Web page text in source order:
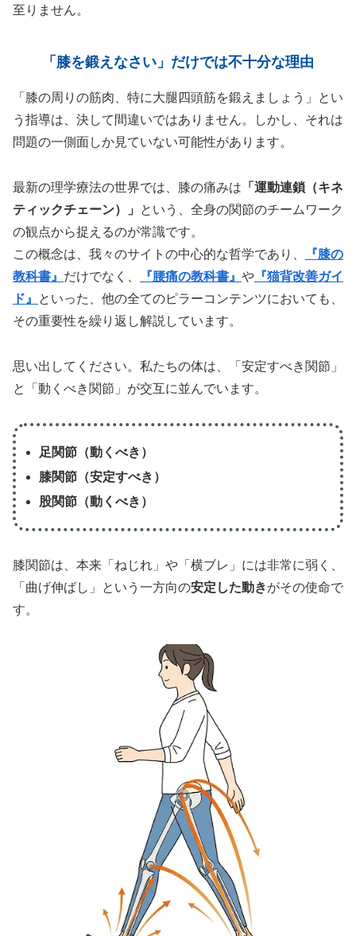
至りません。
「膝を鍛えなさい」だけでは不十分な理由
「膝の周りの筋肉、特に大腿四頭筋を鍛えましょう」とい
う指導は、決して間違いではありません。しかし、それは
問題の一側面しか見ていない可能性があります。
最新の理学療法の世界では、膝の痛みは 「運動連鎖（キネ
ティックチェーン）」
という、全身の関節のチームワーク
の観点から捉えるのが常識です。
この概念は、我々のサイトの中心的な哲学であり、
『膝の
教科書』 だけでなく、 『腰痛の教科書』 や 『猫背改善ガイ
ド』
といった、他の全てのピラーコンテンツにおいても、
その重要性を繰り返し解説しています。
思い出してください。私たちの体は、「安定すべき関節」
と「動くべき関節」が交互に並んでいます。
足関節（動くべき）
膝関節（安定すべき）
股関節（動くべき）
膝関節は、本来「ねじれ」や「横ブレ」には非常に弱く、
「曲げ伸ばし」という一方向の安定した動きがその使命で
す。